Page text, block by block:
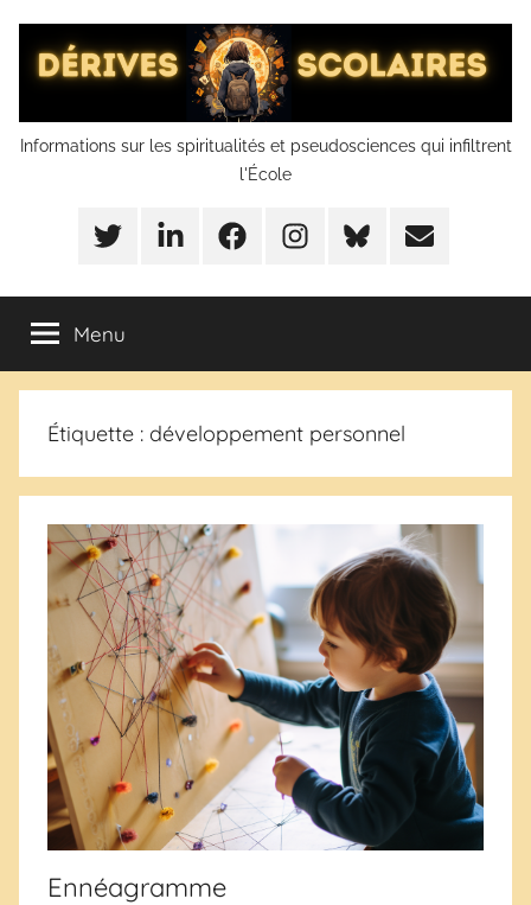
contenu
Dérives
scolaires
Informations sur les spiritualités et pseudosciences qui infiltrent
l'École
Twitter LinkedInFacebookInstagramBlueSkyMail
Menu
Étiquette : développement personnel
Ennéagramme